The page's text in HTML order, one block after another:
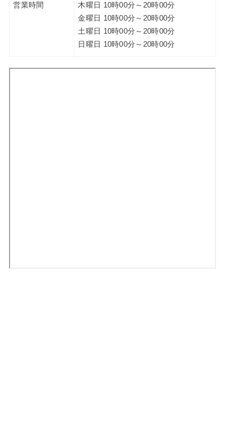
営業時間
木曜日 10時00分～20時00分
金曜日 10時00分～20時00分
土曜日 10時00分～20時00分
日曜日 10時00分～20時00分